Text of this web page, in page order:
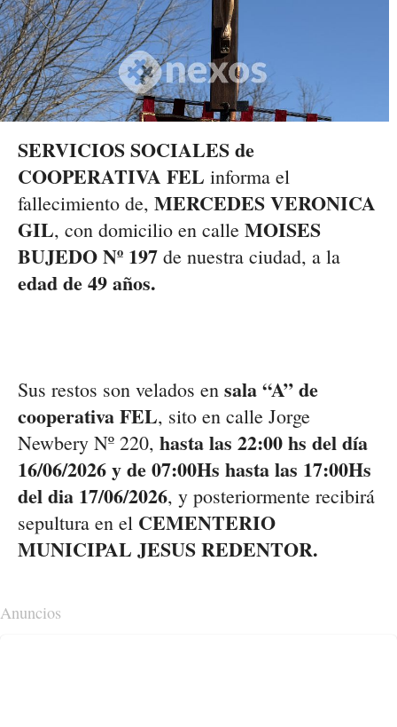
SERVICIOS SOCIALES de
COOPERATIVA FEL informa el
fallecimiento de, MERCEDES VERONICA
GIL, con domicilio en calle MOISES
BUJEDO Nº 197 de nuestra ciudad, a la
edad de 49 años.
Sus restos son velados en sala “A” de
cooperativa FEL, sito en calle Jorge
Newbery Nº 220, hasta las 22:00 hs del día
16/06/2026 y de 07:00Hs hasta las 17:00Hs
del dia 17/06/2026, y posteriormente recibirá
sepultura en el CEMENTERIO
MUNICIPAL JESUS REDENTOR.
Anuncios